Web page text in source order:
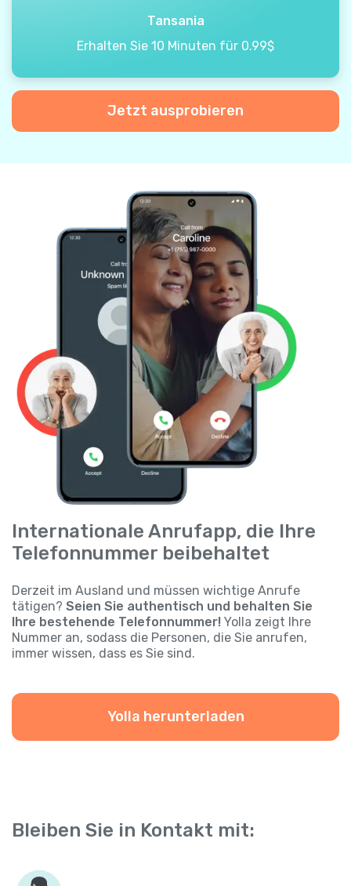
Tansania
Erhalten Sie 10 Minuten für 0.99$
Jetzt ausprobieren
Internationale Anrufapp, die Ihre
Telefonnummer beibehaltet
Derzeit im Ausland und müssen wichtige Anrufe
tätigen? Seien Sie authentisch und behalten Sie
Ihre bestehende Telefonnummer! Yolla zeigt Ihre
Nummer an, sodass die Personen, die Sie anrufen,
immer wissen, dass es Sie sind.
Yolla herunterladen
Bleiben Sie in Kontakt mit: